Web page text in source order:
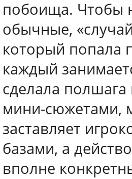
побоища. Чтобы
обычные,
который попала
каждый
сделала
мини-сюжетами,
заставляет
базами, а
вполне